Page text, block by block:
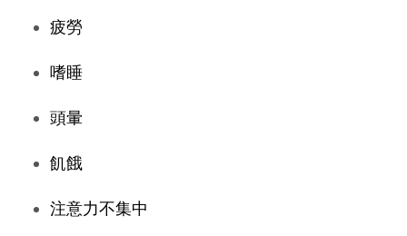
疲勞
嗜睡
頭暈
飢餓
注意力不集中